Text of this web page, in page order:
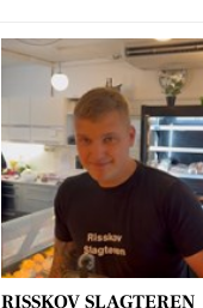
RISSKOV SLAGTEREN